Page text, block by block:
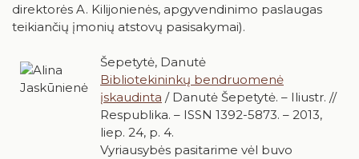
direktorės A. Kilijonienės, apgyvendinimo paslaugas
teikiančių įmonių atstovų pasisakymai).
Šepetytė, Danutė
Bibliotekininkų bendruomenė
įskaudinta / Danutė Šepetytė. – Iliustr. //
Respublika. – ISSN 1392-5873. – 2013,
liep. 24, p. 4.
Vyriausybės pasitarime vėl buvo